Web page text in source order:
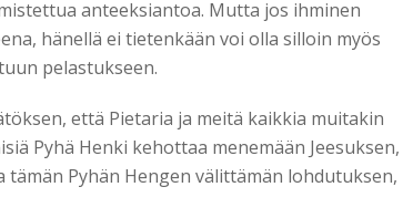
anteeksiantoa. Mutta jos ihminen
hänellä ei tietenkään voi olla silloin myös
pelastukseen.
että Pietaria ja meitä kaikkia muitakin
Pyhä Henki kehottaa menemään Jeesuksen,
Pyhän Hengen välittämän lohdutuksen,